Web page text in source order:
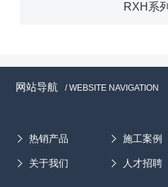
RXH系
网站导航 / WEBSITE NAVIGATION
热销产品 施工案例
关于我们 人才招聘